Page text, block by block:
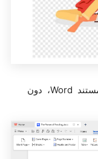
الصورة المدخلة الآن تندمج بسلاسة مع مستند Word، دون